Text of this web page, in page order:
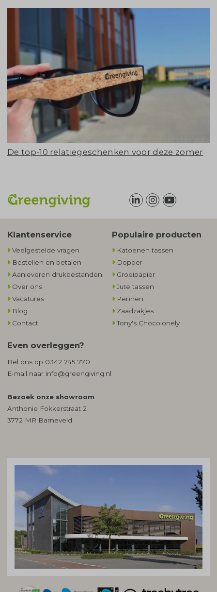
De top-10 relatiegeschenken voor deze zomer
Klantenservice
Veelgestelde vragen
Bestellen en betalen
Aanleveren drukbestanden
Over ons
Vacatures
Blog
Contact
Populaire producten
Katoenen tassen
Dopper
Groeipapier
Jute tassen
Pennen
Zaadzakjes
Tony's Chocolonely
Even overleggen?
Bel ons op 0342 745 770
E-mail naar info@greengiving.nl
Bezoek onze showroom
Anthonie Fokkerstraat 2
3772 MR Barneveld